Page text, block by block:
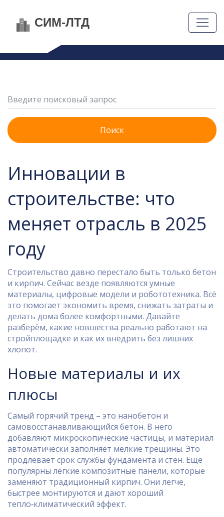
Поиск
Инновации в
строительстве: что
меняет отрасль в 2025
году
Строительство давно перестало быть только бетон
и кирпич. Сейчас везде появляются умные
материалы, цифровые модели и робототехника. Всё
это помогает экономить время, снижать затраты и
делать дома более комфортными. Давайте
разберём, какие новшества реально работают на
стройплощадке и как их внедрить без лишних
хлопот.
Новые материалы и их
плюсы
Самый горячий тренд – это нанобетон и
самовосстанавливающийся бетон. В него
добавляют микроскопические частицы, и материал
автоматически заполняет мелкие трещины. Это
продлевает срок службы фундамента и стен. Еще
популярны лёгкие композитные панели, которые
заменяют традиционный кирпич. Они легче,
быстрее монтируются и дают хороший
тепло‑климатический эффект.